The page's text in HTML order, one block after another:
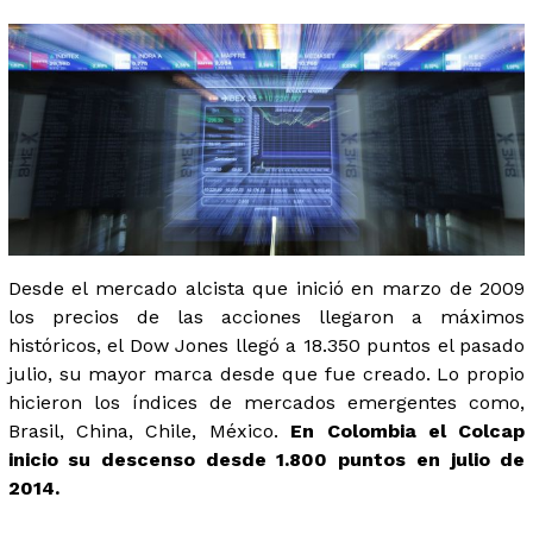
Desde el mercado alcista que inició en marzo de 2009
los precios de las acciones llegaron a máximos
históricos, el Dow Jones llegó a 18.350 puntos el pasado
julio, su mayor marca desde que fue creado. Lo propio
hicieron los índices de mercados emergentes como,
Brasil, China, Chile, México. En Colombia el Colcap
inicio su descenso desde 1.800 puntos en julio de
2014.